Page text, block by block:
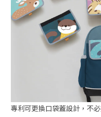
專利可更換口袋蓋設計，不